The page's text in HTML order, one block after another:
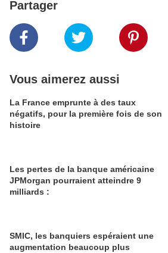
Partager
Vous aimerez aussi
La France emprunte à des taux
négatifs, pour la première fois de son
histoire
Les pertes de la banque américaine
JPMorgan pourraient atteindre 9
milliards :
SMIC, les banquiers espéraient une
augmentation beaucoup plus